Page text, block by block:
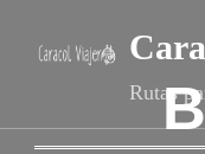
Rutas